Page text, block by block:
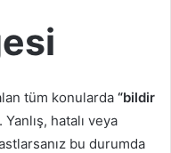
tüm konularda “bildir
hatalı veya
bu durumda